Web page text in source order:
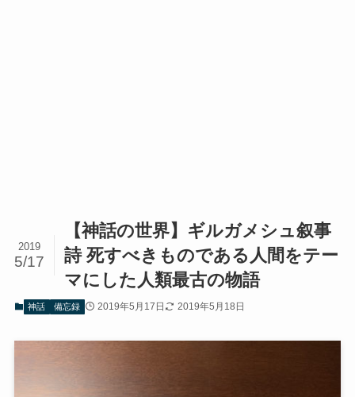
【神話の世界】ギルガメシュ叙事
詩 死すべきものである人間をテー
マにした人類最古の物語
2019
5/17
神話 備忘録 2019年5月17日 2019年5月18日